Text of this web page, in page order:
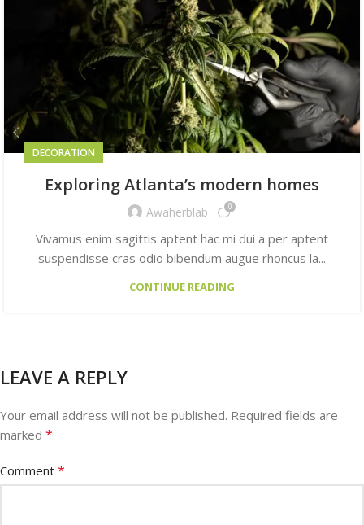
DECORATION
Exploring Atlanta’s modern homes
Awaherblab 0
Vivamus enim sagittis aptent hac mi dui a per aptent
suspendisse cras odio bibendum augue rhoncus la...
CONTINUE READING
LEAVE A REPLY
Your email address will not be published. Required fields are
marked *
Comment *